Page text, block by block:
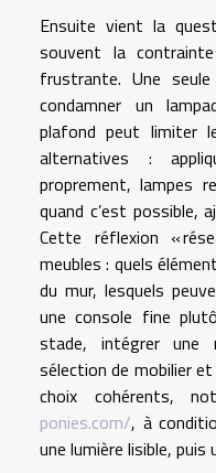
Ensuite vient la
souvent la
frustrante. Une
condamner un
plafond peut limiter
alternatives :
proprement, lampes
quand c’est possible,
Cette réflexion «
meubles : quels
du mur, lesquels
une console fine
stade, intégrer une
sélection de mobilier
choix cohérents,
ponies.com/, à
une lumière lisible, puis